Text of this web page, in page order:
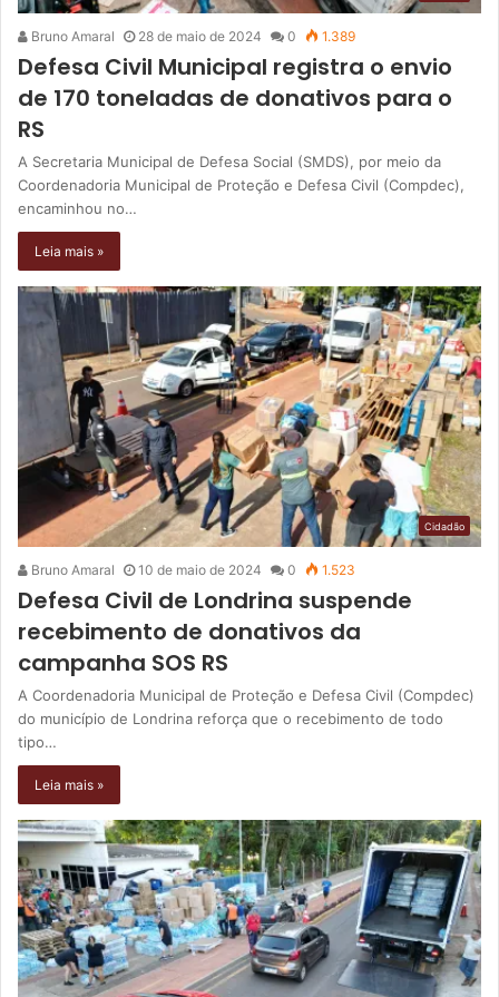
Bruno Amaral 28 de maio de 2024 0 1.389
Defesa Civil Municipal registra o envio
de 170 toneladas de donativos para o
RS
A Secretaria Municipal de Defesa Social (SMDS), por meio da
Coordenadoria Municipal de Proteção e Defesa Civil (Compdec),
encaminhou no…
Leia mais »
Cidadão
Bruno Amaral 10 de maio de 2024 0 1.523
Defesa Civil de Londrina suspende
recebimento de donativos da
campanha SOS RS
A Coordenadoria Municipal de Proteção e Defesa Civil (Compdec)
do município de Londrina reforça que o recebimento de todo
tipo…
Leia mais »